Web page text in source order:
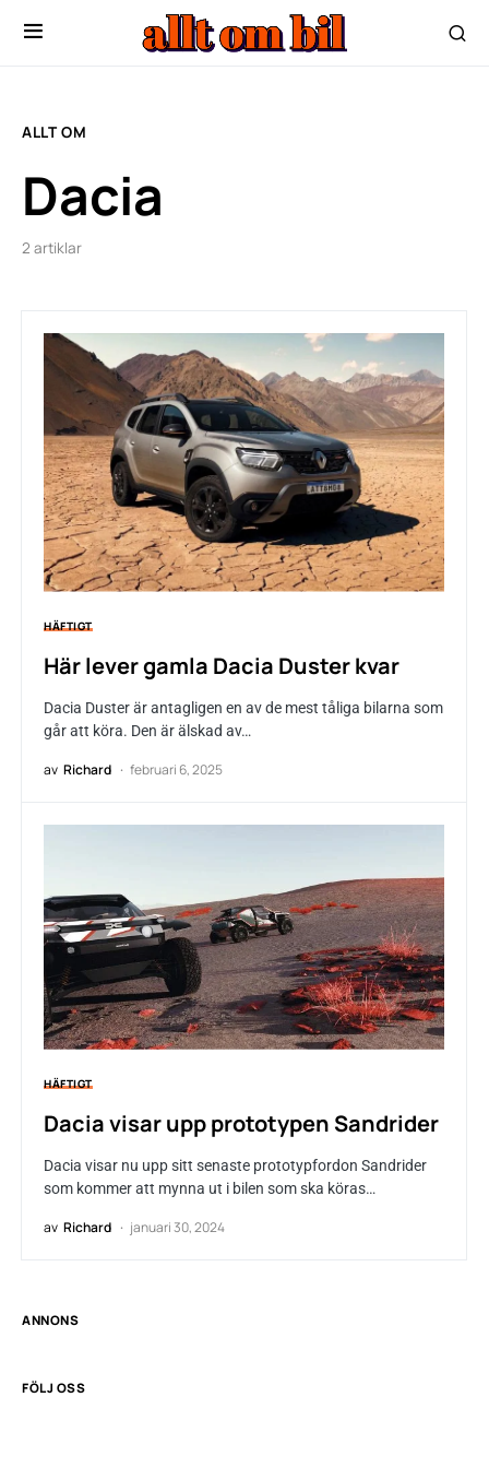
ALLT OM
Dacia
2 artiklar
HÄFTIGT
Här lever gamla Dacia Duster kvar
Dacia Duster är antagligen en av de mest tåliga bilarna som
går att köra. Den är älskad av…
av Richard februari 6, 2025
HÄFTIGT
Dacia visar upp prototypen Sandrider
Dacia visar nu upp sitt senaste prototypfordon Sandrider
som kommer att mynna ut i bilen som ska köras…
av Richard januari 30, 2024
ANNONS
FÖLJ OSS